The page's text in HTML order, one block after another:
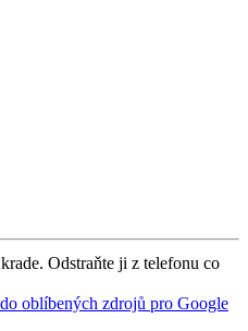
Odstraňte ji z telefonu co
oblíbených zdrojů pro Google